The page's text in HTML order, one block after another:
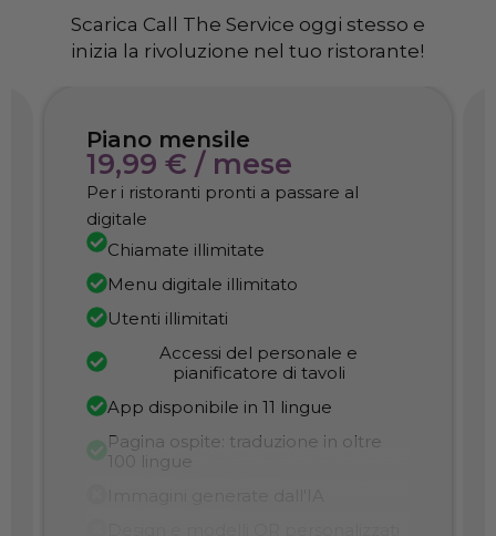
Scarica Call The Service oggi stesso e
inizia la rivoluzione nel tuo ristorante!
Piano mensile
19,99 € / mese
Per i ristoranti pronti a passare al
digitale
Chiamate illimitate
Menu digitale illimitato
Utenti illimitati
Accessi del personale e
pianificatore di tavoli
App disponibile in 11 lingue
Pagina ospite: traduzione in oltre
100 lingue